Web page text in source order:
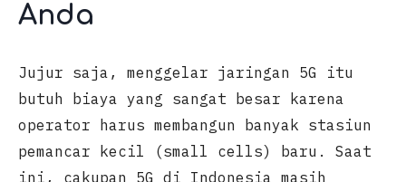
Anda
Jujur saja, menggelar jaringan 5G itu
butuh biaya yang sangat besar karena
operator harus membangun banyak stasiun
pemancar kecil (small cells) baru. Saat
ini, cakupan 5G di Indonesia masih